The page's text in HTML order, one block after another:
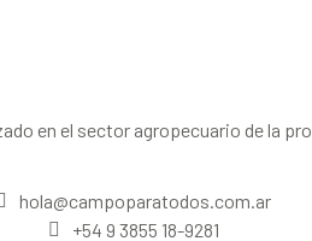
en el sector agropecuario de la
hola@campoparatodos.com.ar
+54 9 3855 18-9281